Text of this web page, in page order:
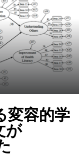
変容的学
が